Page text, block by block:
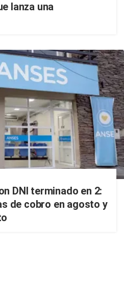
lanza una
DNI terminado en 2:
de cobro en agosto y